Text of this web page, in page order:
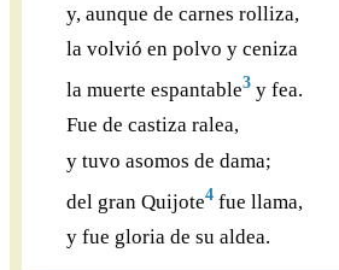
y, aunque de carnes rolliza,
la volvió en polvo y ceniza
la muerte espantable3 y fea.
Fue de castiza ralea,
y tuvo asomos de dama;
del gran Quijote4 fue llama,
y fue gloria de su aldea.